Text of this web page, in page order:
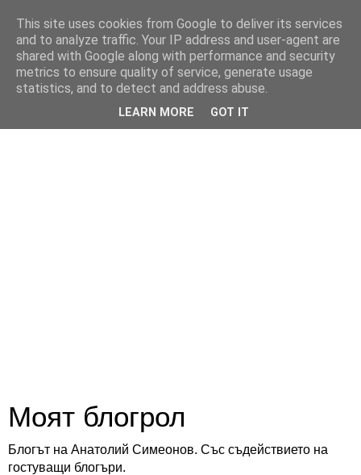
Моят блогрол
Блогът на Анатолий Симеонов. Със съдействието на
гостуващи блогъри.
This site uses cookies from Google to deliver its services
and to analyze traffic. Your IP address and user-agent are
shared with Google along with performance and security
metrics to ensure quality of service, generate usage
statistics, and to detect and address abuse.
LEARN MORE GOT IT